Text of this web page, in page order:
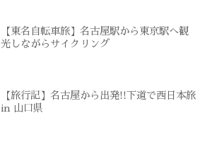
【東名自転車旅】名古屋駅から東京駅へ観
光しながらサイクリング
【旅行記】名古屋から出発!!下道で西日本旅
in 山口県